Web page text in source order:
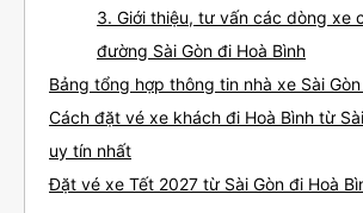
3. Giới thiệu, tư vấn các dòng xe
đường Sài Gòn đi Hoà Bình
Bảng tổng hợp thông tin nhà xe Sài
Cách đặt vé xe khách đi Hoà Bình từ
uy tín nhất
Đặt vé xe Tết 2027 từ Sài Gòn đi Hoà